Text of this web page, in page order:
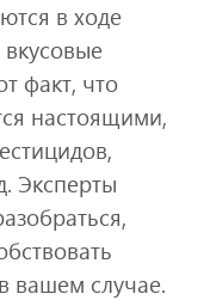
в ходе
факт, что
настоящими,
Эксперты
вашем случае.